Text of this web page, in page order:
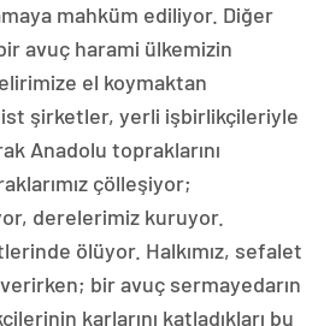
mahküm ediliyor. Diğer
avuç harami ülkemizin
el koymaktan
şirketler, yerli işbirlikçileriyle
Anadolu topraklarını
çölleşiyor;
derelerimiz kuruyor.
ölüyor. Halkımız, sefalet
bir avuç sermayedarın
karlarını katladıkları bu